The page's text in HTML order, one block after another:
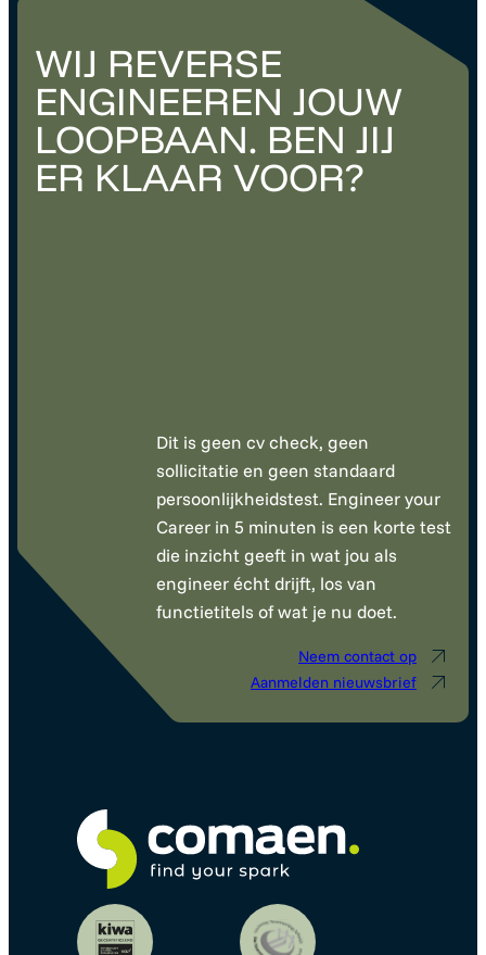
WIJ REVERSE
ENGINEEREN JOUW
LOOPBAAN. BEN JIJ
ER KLAAR VOOR?
Dit is geen cv check, geen
sollicitatie en geen standaard
persoonlijkheidstest. Engineer your
Career in 5 minuten is een korte test
die inzicht geeft in wat jou als
engineer écht drijft, los van
functietitels of wat je nu doet.
Neem contact op
Aanmelden nieuwsbrief